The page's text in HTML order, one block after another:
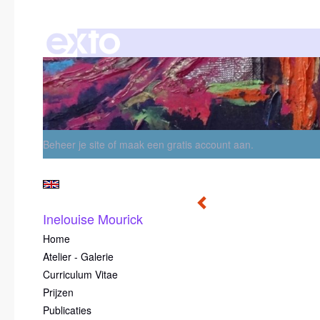
Beheer je site of maak een gratis account aan.
Inelouise Mourick
Home
Atelier - Galerie
Curriculum Vitae
Prijzen
Publicaties